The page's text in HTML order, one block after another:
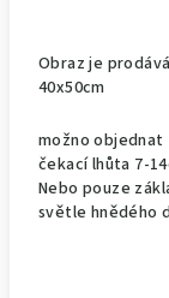
Obraz je
40x50cm
možno objednat
čekací lhůta 7-
Nebo pouze
světle hnědého